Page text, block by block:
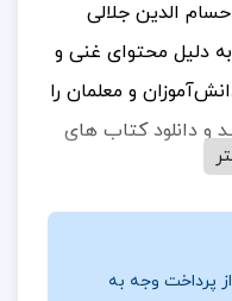
الدین جلالی
دلیل محتوای غنی و
و معلمان را
و دانلود کتاب های
ناصري جمعي از
از پرداخت وجه به